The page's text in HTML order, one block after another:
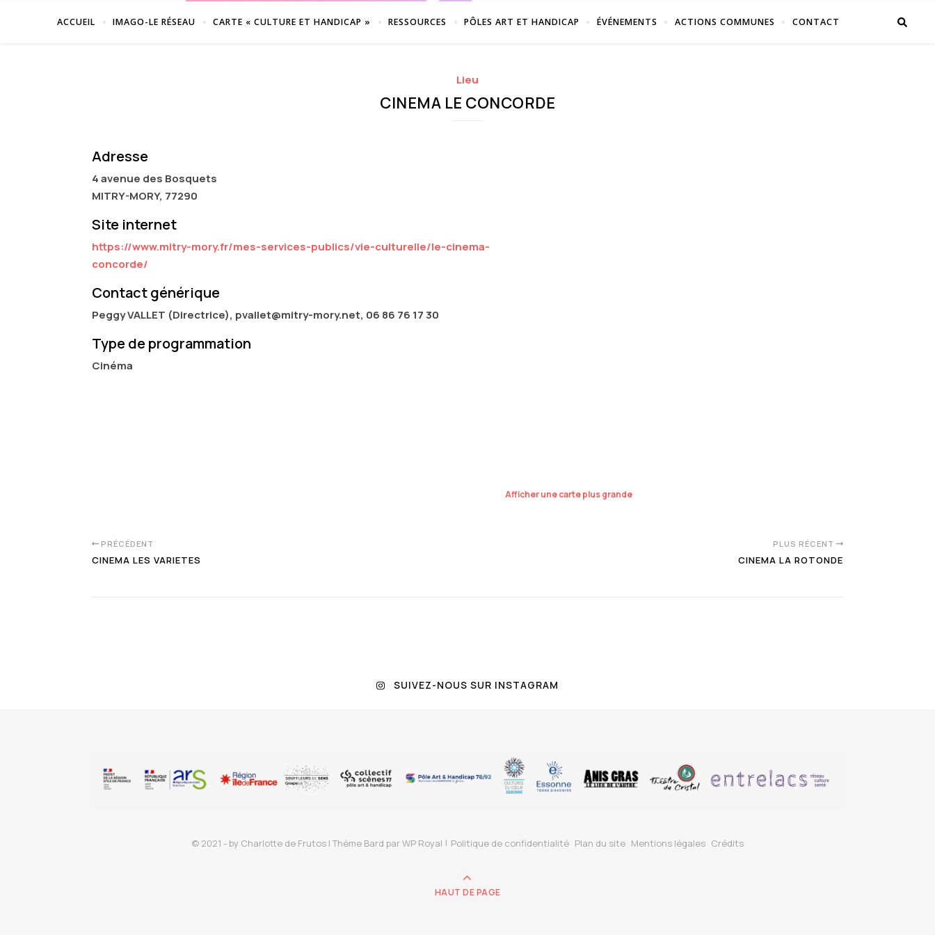
ACCUEIL IMAGO-LE RÉSEAU CARTE « CULTURE ET HANDICAP » RESSOURCES PÔLES ART ET HANDICAP ÉVÉNEMENTS ACTIONS COMMUNES CONTACT
Lieu
CINEMA LE CONCORDE
Adresse
4 avenue des Bosquets
MITRY-MORY, 77290
Site internet
https://www.mitry-mory.fr/mes-services-publics/vie-culturelle/le-cinema-
concorde/
Contact générique
Peggy VALLET (Directrice), pvallet@mitry-mory.net, 06 86 76 17 30
Type de programmation
Cinéma
Afficher une carte plus grande
PRÉCÉDENT
CINEMA LES VARIETES
PLUS RÉCENT
CINEMA LA ROTONDE
SUIVEZ-NOUS SUR INSTAGRAM
© 2021 - by Charlotte de Frutos |Thème Bard parWP Royal Politique de confidentialité Plan du site Mentions légales Crédits
HAUT DE PAGE